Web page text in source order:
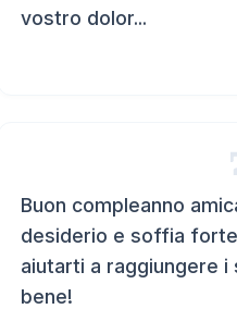
vostro dolor...
Buon compleanno
desiderio e soffia
aiutarti a raggiungere i
bene!